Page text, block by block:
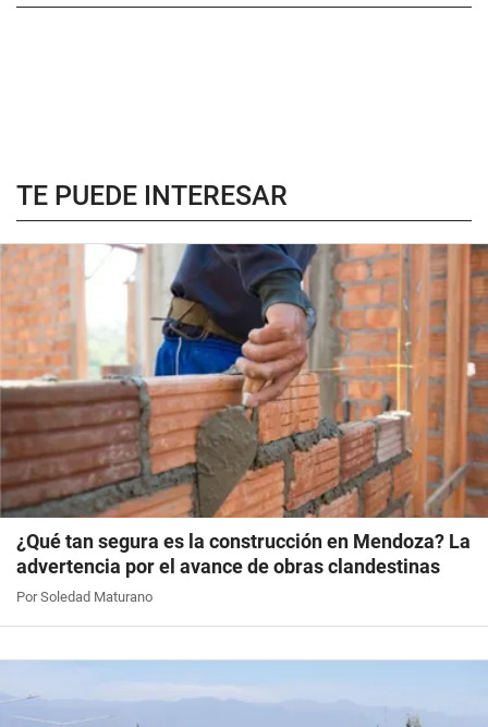
TE PUEDE INTERESAR
¿Qué tan segura es la construcción en Mendoza? La
advertencia por el avance de obras clandestinas
Por Soledad Maturano